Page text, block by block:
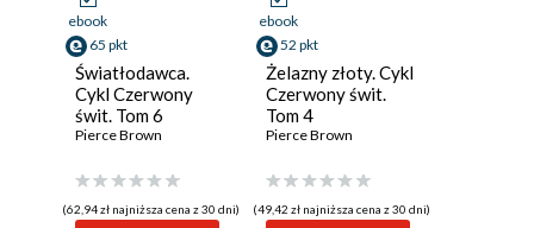
ebook
65 pkt
Światłodawca.
Cykl Czerwony
świt. Tom 6
Pierce Brown
(62,94 zł najniższa cena z 30 dni)
ebook
52 pkt
Żelazny złoty. Cykl
Czerwony świt.
Tom 4
Pierce Brown
(49,42 zł najniższa cena z 30 dni)